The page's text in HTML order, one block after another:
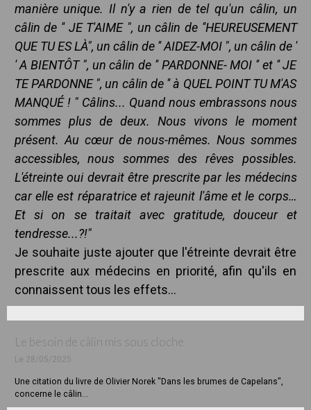
manière unique. Il n'y a rien de tel qu'un câlin, un
câlin de ′′ JE T'AIME ", un câlin de ′′HEUREUSEMENT
QUE TU ES LÀ", un câlin de ′′ AIDEZ-MOI ", un câlin de ′
′ A BIENTÔT ", un câlin de ′′ PARDONNE- MOI ′′ et ′′ JE
TE PARDONNE ", un câlin de ′′ à QUEL POINT TU M'AS
MANQUÉ ! " Câlins... Quand nous embrassons nous
sommes plus de deux. Nous vivons le moment
présent. Au cœur de nous-mêmes. Nous sommes
accessibles, nous sommes des rêves possibles.
L'étreinte oui devrait être prescrite par les médecins
car elle est réparatrice et rajeunit l'âme et le corps…
Et si on se traitait avec gratitude, douceur et
tendresse...?!"
Je souhaite juste ajouter que l'étreinte devrait être
prescrite aux médecins en priorité, afin qu'ils en
connaissent tous les effets...
Le besoin de câlin mis sous cloche
Le 28/05/2025
Une citation du livre de Olivier Norek "Dans les brumes de Capelans",
concerne le câlin...